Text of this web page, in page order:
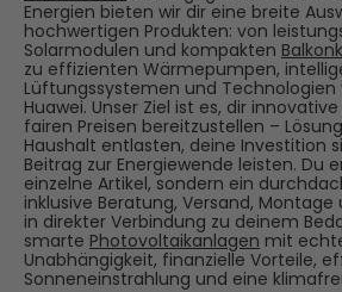
Energien bieten wir dir eine breite
hochwertigen Produkten: von
Solarmodulen und kompakten
zu effizienten Wärmepumpen,
Lüftungssystemen und Technologien
Huawei. Unser Ziel ist es, dir
fairen Preisen bereitzustellen –
Haushalt entlasten, deine Investition
Beitrag zur Energiewende leisten. Du
einzelne Artikel, sondern ein
inklusive Beratung, Versand, Montage
in direkter Verbindung zu deinem
smarte Photovoltaikanlagen mit
Unabhängigkeit, finanzielle Vorteile,
Sonneneinstrahlung und eine